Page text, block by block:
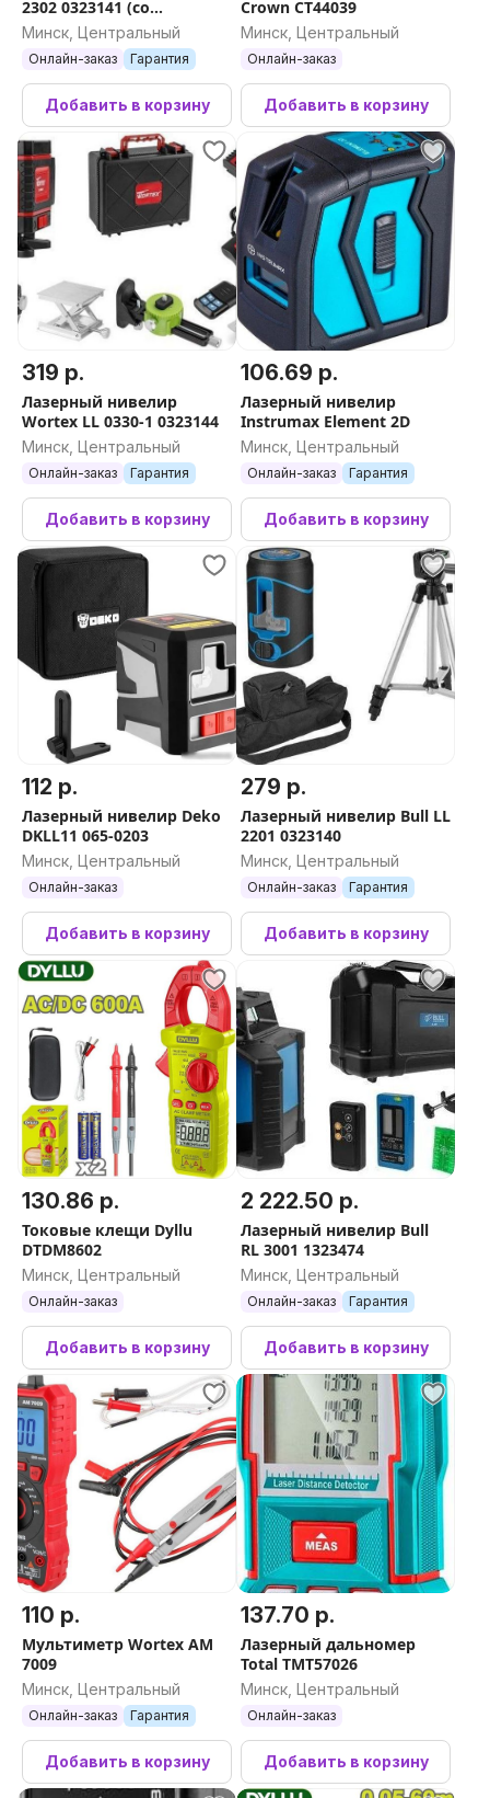
Программные функции
Память
Да 60 изм.
Минимум и максимум
Да
Сложение, вычитание
Да
Площадь и объём
Да
Функции Пифагора
Да
Вычисление угла
Измерение наклонных объектов
Нет
Расстояние в обход препятствий
Разбивка на отрезки
Таймер
Да
Комплектация
Комплект поставки
ДальномерЧехолАккумуляторыРемешок на
рукуЗарядное устройствоUSB-кабельКраткая
инструкция
2302 0323141 (со
штативом)
Минск, Центральный
Онлайн-заказ Гарантия
Добавить в корзину
Crown CT44039
Минск, Центральный
Онлайн-заказ
Добавить в корзину
319 р.
Лазерный нивелир
Wortex LL 0330-1 0323144
Минск, Центральный
Онлайн-заказ Гарантия
Добавить в корзину
106.69 р.
Лазерный нивелир
Instrumax Element 2D
Минск, Центральный
Онлайн-заказ Гарантия
Добавить в корзину
112 р.
Лазерный нивелир Deko
DKLL11 065-0203
Минск, Центральный
Онлайн-заказ
Добавить в корзину
279 р.
Лазерный нивелир Bull LL
2201 0323140
Минск, Центральный
Онлайн-заказ Гарантия
Добавить в корзину
130.86 р.
Токовые клещи Dyllu
DTDM8602
Минск, Центральный
Онлайн-заказ
Добавить в корзину
2 222.50 р.
Лазерный нивелир Bull
RL 3001 1323474
Минск, Центральный
Онлайн-заказ Гарантия
Добавить в корзину
110 р.
Мультиметр Wortex AM
7009
Минск, Центральный
Онлайн-заказ Гарантия
Добавить в корзину
137.70 р.
Лазерный дальномер
Total TMT57026
Минск, Центральный
Онлайн-заказ
Добавить в корзину